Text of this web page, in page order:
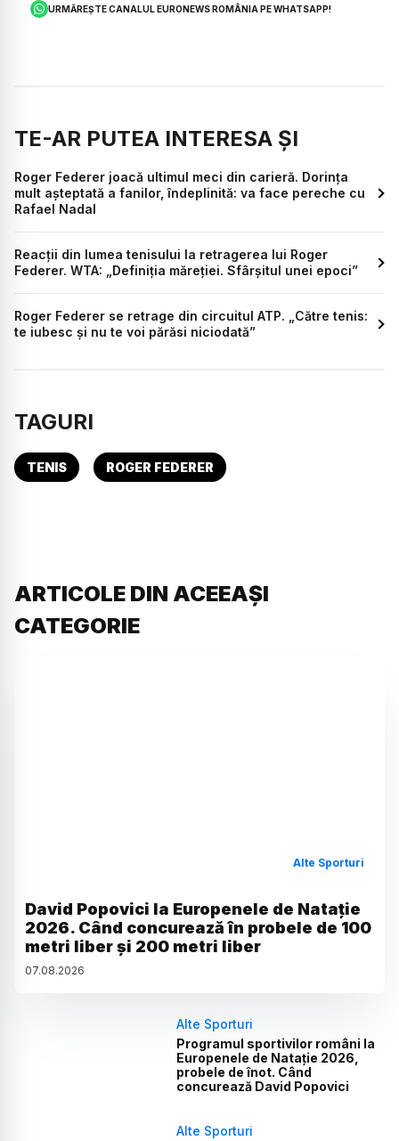
URMĂREȘTE CANALUL EURONEWS ROMÂNIA PE WHATSAPP!
TE-AR PUTEA INTERESA ȘI
Roger Federer joacă ultimul meci din carieră. Dorința
mult așteptată a fanilor, îndeplinită: va face pereche cu
Rafael Nadal
Reacţii din lumea tenisului la retragerea lui Roger
Federer. WTA: „Definiţia măreţiei. Sfârşitul unei epoci”
Roger Federer se retrage din circuitul ATP. „Către tenis:
te iubesc și nu te voi părăsi niciodată”
TAGURI
TENIS ROGER FEDERER
ARTICOLE DIN ACEEAȘI
CATEGORIE
Alte Sporturi
David Popovici la Europenele de Natație
2026. Când concurează în probele de 100
metri liber și 200 metri liber
07.08.2026
Alte Sporturi
Programul sportivilor români la
Europenele de Natație 2026,
probele de înot. Când
concurează David Popovici
Alte Sporturi